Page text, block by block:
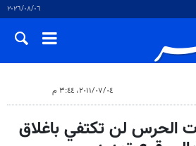
٠٦‏/٠٨‏/٢٠٢٦
٠٤‏/٠٧‏/٢٠١١، ٣:٤٤ م
الحرس لن تكتفي باغلاق